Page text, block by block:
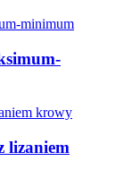
lizaniem